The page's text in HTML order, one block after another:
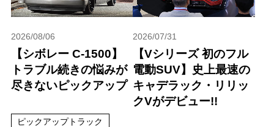
2026/08/06
【シボレー C-1500】
トラブル続きの悩みが
尽きないピックアップ
ピックアップトラック
2026/07/31
【Vシリーズ 初のフル
電動SUV】史上最速の
キャデラック・リリッ
クVがデビュー!!